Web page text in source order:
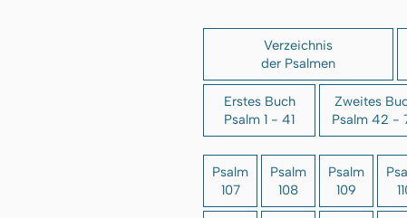
Verzeichnis
der Psalmen
Erstes Buch
Psalm 1 - 41
Zweites
Psalm 42 -
Psalm
107
Psalm
108
Psalm
109